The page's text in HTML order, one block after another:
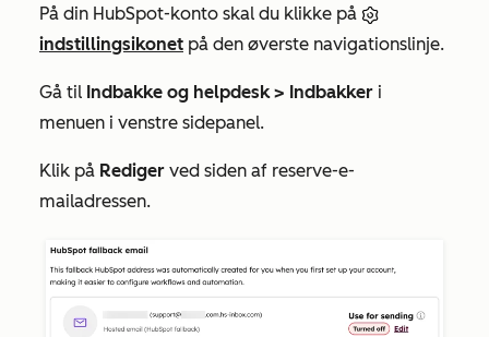
På din HubSpot-konto skal du klikke på
indstillingsikonet på den øverste navigationslinje.
Gå til Indbakke og helpdesk > Indbakker i
menuen i venstre sidepanel.
Klik på Rediger ved siden af reserve-e-
mailadressen.